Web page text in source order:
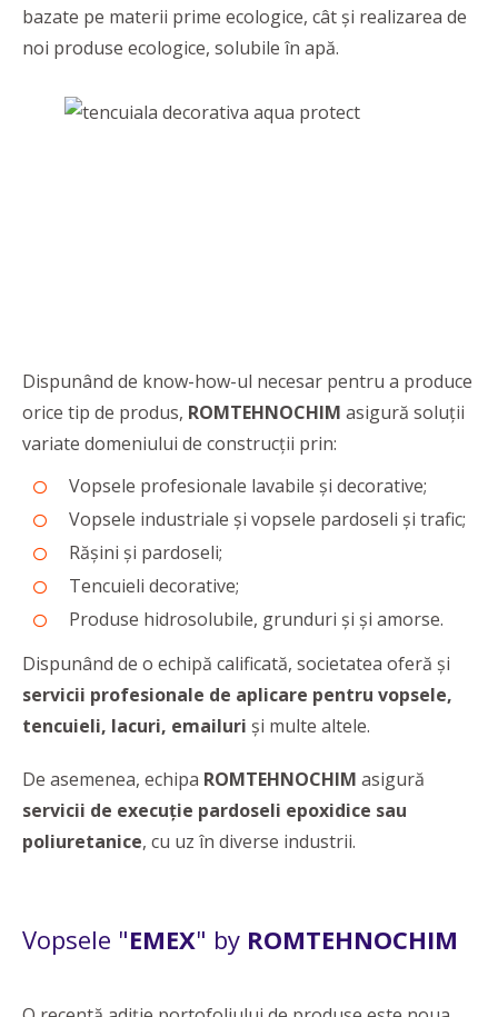
bazate pe materii prime ecologice, cât și realizarea de
noi produse ecologice, solubile în apă.
Dispunând de know-how-ul necesar pentru a produce
orice tip de produs, ROMTEHNOCHIM asigură soluții
variate domeniului de construcții prin:
Vopsele profesionale lavabile și decorative;
Vopsele industriale și vopsele pardoseli și trafic;
Rășini și pardoseli;
Tencuieli decorative;
Produse hidrosolubile, grunduri și și amorse.
Dispunând de o echipă calificată, societatea oferă și
servicii profesionale de aplicare pentru vopsele,
tencuieli, lacuri, emailuri și multe altele.
De asemenea, echipa ROMTEHNOCHIM asigură
servicii de execuție pardoseli epoxidice sau
poliuretanice, cu uz în diverse industrii.
Vopsele "EMEX" by ROMTEHNOCHIM